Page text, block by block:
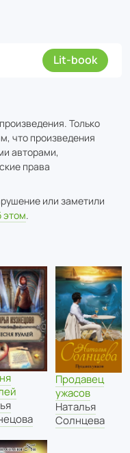
Lit-book
Только
что произведения
авторами,
права
или заметили
этом.
Продавец
ужасов
Наталья
Солнцева